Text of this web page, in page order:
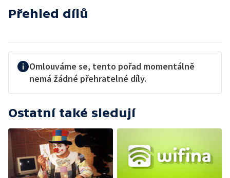
Přehled dílů
Omlouváme se, tento pořad momentálně
nemá žádné přehratelné díly.
Ostatní také sledují